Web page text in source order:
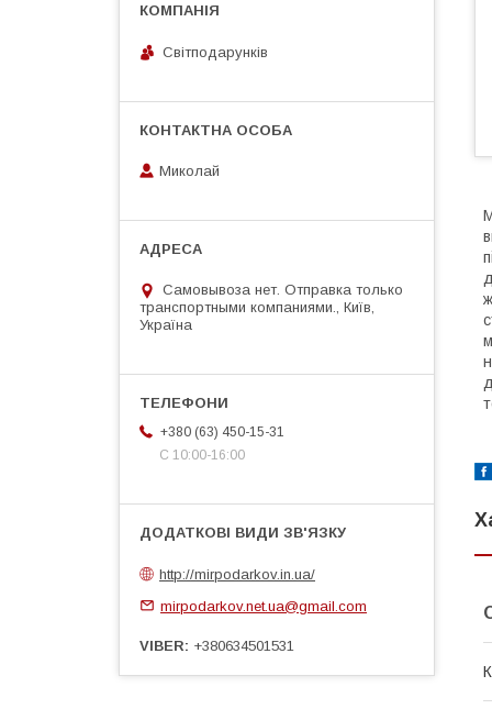
Світподарунків
Миколай
Самовывоза нет. Отправка только
транспортными компаниями., Київ,
Україна
+380 (63) 450-15-31
С 10:00-16:00
http://mirpodarkov.in.ua/
mirpodarkov.net.ua@gmail.com
VIBER +380634501531